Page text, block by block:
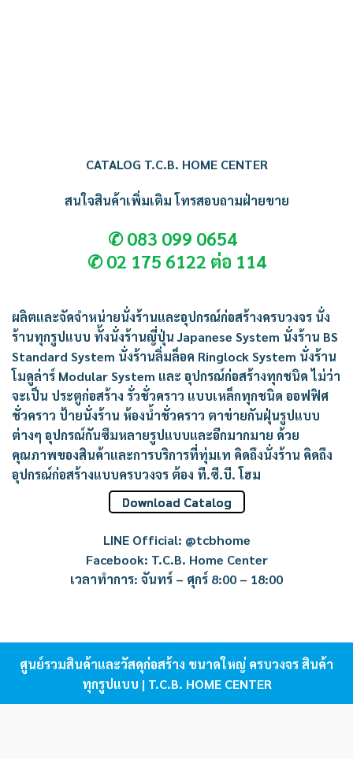
CATALOG T.C.B. HOME CENTER
สนใจสินค้าเพิ่มเติมโทรสอบถามฝ่ายขาย
✆083 099 0654
✆02 175 6122 ต่อ 114
ผลิตและจัดจำหน่ายนั่งร้านและอุปกรณ์ก่อสร้างครบวงจร นั่ง
ร้านทุกรูปแบบ ทั้งนั่งร้านญี่ปุ่น Japanese System นั่งร้าน BS
Standard System นั่งร้านลิ่มล็อค Ringlock System นั่งร้าน
โมดูล่าร์ Modular System และ อุปกรณ์ก่อสร้างทุกชนิด ไม่ว่า
จะเป็น ประตูก่อสร้าง รั่วชั่วคราว แบบเหล็กทุกชนิด ออฟฟิศ
ชั่วคราว ป้ายนั่งร้าน ห้องน้ำชั่วคราว ตาข่ายกันฝุ่นรูปแบบ
ต่างๆ อุปกรณ์กันซึมหลายรูปแบบและอีกมากมาย ด้วย
คุณภาพของสินค้าและการบริการที่ทุ่มเท คิดถึงนั่งร้าน คิดถึง
อุปกรณ์ก่อสร้างแบบครบวงจร ต้อง ที.ซี.บี. โฮม
Download Catalog
LINE Official: @tcbhome
Facebook: T.C.B. Home Center
เวลาทำการ: จันทร์ – ศุกร์ 8:00 – 18:00
ศูนย์รวมสินค้าและวัสดุก่อสร้าง ขนาดใหญ่ ครบวงจร สินค้า
ทุกรูปแบบ | T.C.B. HOME CENTER